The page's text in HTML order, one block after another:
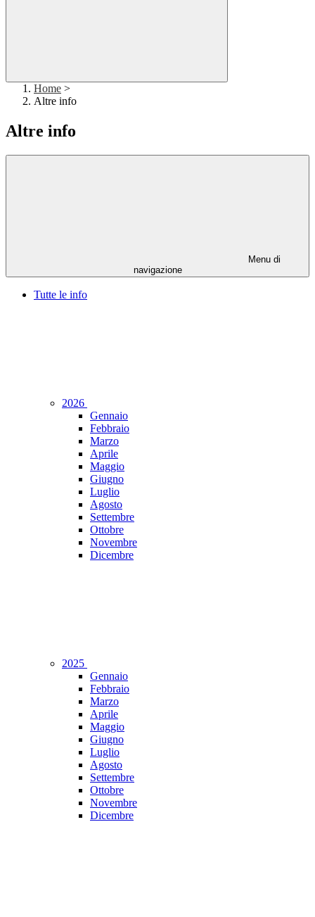
Home >
Altre info
Altre info
Menu di
navigazione
Tutte le info
2026
Gennaio
Febbraio
Marzo
Aprile
Maggio
Giugno
Luglio
Agosto
Settembre
Ottobre
Novembre
Dicembre
2025
Gennaio
Febbraio
Marzo
Aprile
Maggio
Giugno
Luglio
Agosto
Settembre
Ottobre
Novembre
Dicembre